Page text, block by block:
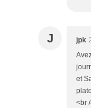
J jpk
et
<br